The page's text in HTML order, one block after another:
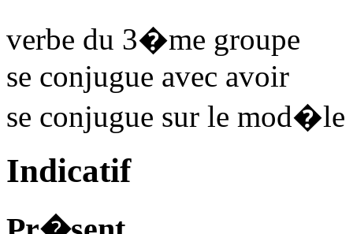
verbe du 3�me groupe
se conjugue avec avoir
se conjugue sur le
Indicatif